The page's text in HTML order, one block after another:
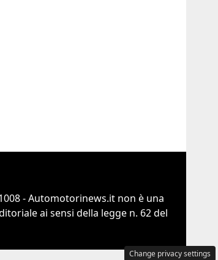
- Automotorinews.it non è una
ai sensi della legge n. 62 del
Change privacy settings